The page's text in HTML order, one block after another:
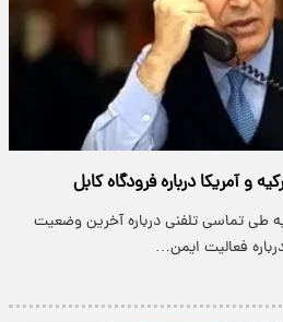
و آمریکا درباره فرودگاه کابل
طی تماسی تلفنی درباره آخرین وضعیت
فعالیت ایمن…